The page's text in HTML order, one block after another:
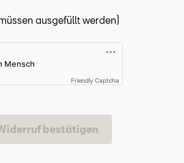
ausgefüllt werden)
Friendly Captcha
bestätigen